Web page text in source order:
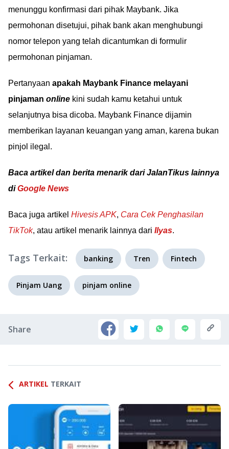
menunggu konfirmasi dari pihak Maybank. Jika
permohonan disetujui, pihak bank akan menghubungi
nomor telepon yang telah dicantumkan di formulir
permohonan pinjaman.
Pertanyaan apakah Maybank Finance melayani
pinjaman online kini sudah kamu ketahui untuk
selanjutnya bisa dicoba. Maybank Finance dijamin
memberikan layanan keuangan yang aman, karena bukan
pinjol ilegal.
Baca artikel dan berita menarik dari JalanTikus lainnya
diGoogle News
Baca juga artikel Hivesis APK, Cara Cek Penghasilan
TikTok, atau artikel menarik lainnya dari Ilyas.
Tags Terkait: banking Tren Fintech
Pinjam Uang pinjam online
Share
ARTIKEL TERKAIT